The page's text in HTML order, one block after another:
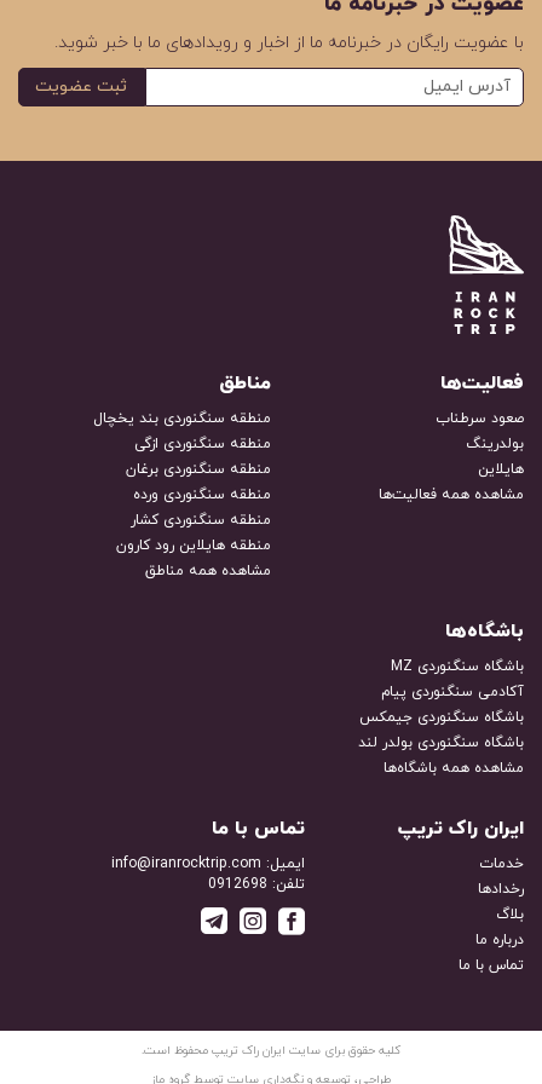
با عضویت رایگان در خبرنامه ما از اخبار و رویدادهای ما با خبر شوید.
ثبت عضویت
فعالیت‌ها
صعود سرطناب
بولدرینگ
هایلاین
مشاهده همه فعالیت‌ها
مناطق
منطقه سنگنوردی بند یخچال
منطقه سنگنوردی ازگی
منطقه سنگنوردی برغان
منطقه سنگنوردی ورده
منطقه سنگنوردی کشار
منطقه هایلاین رود کارون
مشاهده همه مناطق
باشگاه‌ها
باشگاه سنگنوردی MZ
آکادمی سنگنوردی پیام
باشگاه سنگنوردی جیمکس
باشگاه سنگنوردی بولدر لند
مشاهده همه باشگاه‌ها
ایران راک تریپ
خدمات
رخدادها
بلاگ
درباره ما
تماس با ما
تماس با ما
ایمیل: info@iranrocktrip.com
تلفن: 0912698
کلیه حقوق برای سایت ایران راک تریپ محفوظ است.
طراحی، توسعه و نگه‌داری سایت توسطگروه ماز